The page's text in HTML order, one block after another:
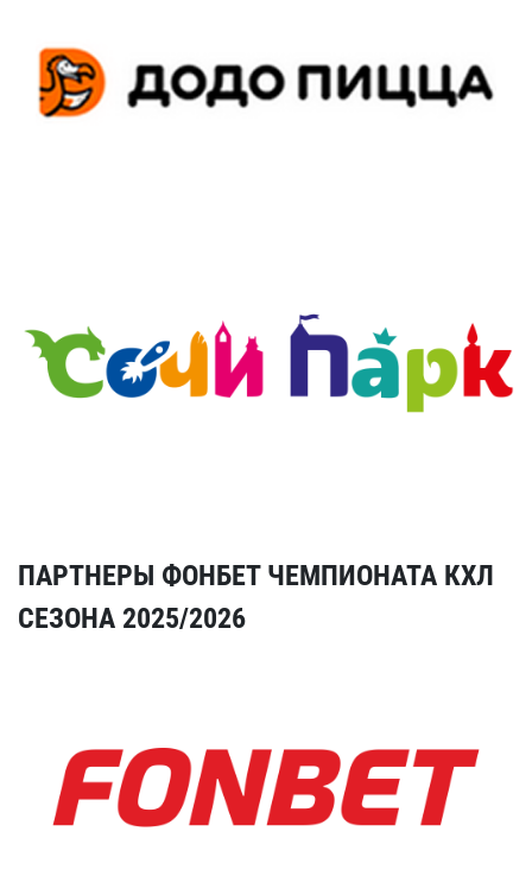
ПАРТНЕРЫ ФОНБЕТ ЧЕМПИОНАТА КХЛ
СЕЗОНА 2025/2026